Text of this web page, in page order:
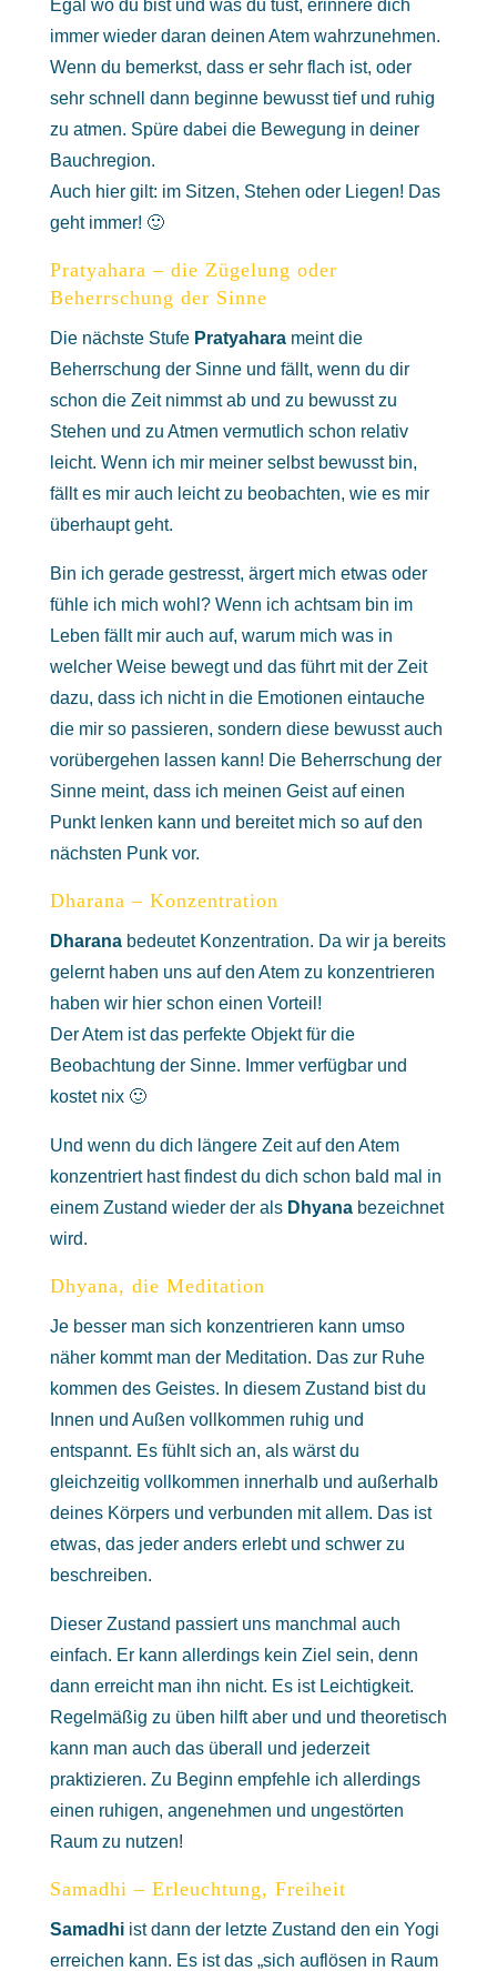
Egal wo du bist und was du tust, erinnere dich
immer wieder daran deinen Atem wahrzunehmen.
Wenn du bemerkst, dass er sehr flach ist, oder
sehr schnell dann beginne bewusst tief und ruhig
zu atmen. Spüre dabei die Bewegung in deiner
Bauchregion.
Auch hier gilt: im Sitzen, Stehen oder Liegen! Das
geht immer! 🙂
Pratyahara – die Zügelung oder
Beherrschung der Sinne
Die nächste Stufe Pratyaharameint die
Beherrschung der Sinne und fällt, wenn du dir
schon die Zeit nimmst ab und zu bewusst zu
Stehen und zu Atmen vermutlich schon relativ
leicht. Wenn ich mir meiner selbst bewusst bin,
fällt es mir auch leicht zu beobachten, wie es mir
überhaupt geht.
Bin ich gerade gestresst, ärgert mich etwas oder
fühle ich mich wohl? Wenn ich achtsam bin im
Leben fällt mir auch auf, warum mich was in
welcher Weise bewegt und das führt mit der Zeit
dazu, dass ich nicht in die Emotionen eintauche
die mir so passieren, sondern diese bewusst auch
vorübergehen lassen kann! Die Beherrschung der
Sinne meint, dass ich meinen Geist auf einen
Punkt lenken kann und bereitet mich so auf den
nächsten Punk vor.
Dharana – Konzentration
Dharanabedeutet Konzentration. Da wir ja bereits
gelernt haben uns auf den Atem zu konzentrieren
haben wir hier schon einen Vorteil!
Der Atem ist das perfekte Objekt für die
Beobachtung der Sinne. Immer verfügbar und
kostet nix 🙂
Und wenn du dich längere Zeit auf den Atem
konzentriert hast findest du dich schon bald mal in
einem Zustand wieder der als Dhyanabezeichnet
wird.
Dhyana, die Meditation
Je besser man sich konzentrieren kann umso
näher kommt man der Meditation. Das zur Ruhe
kommen des Geistes. In diesem Zustand bist du
Innen und Außen vollkommen ruhig und
entspannt. Es fühlt sich an, als wärst du
gleichzeitig vollkommen innerhalb und außerhalb
deines Körpers und verbunden mit allem. Das ist
etwas, das jeder anders erlebt und schwer zu
beschreiben.
Dieser Zustand passiert uns manchmal auch
einfach. Er kann allerdings kein Ziel sein, denn
dann erreicht man ihn nicht. Es ist Leichtigkeit.
Regelmäßig zu üben hilft aber und und theoretisch
kann man auch das überall und jederzeit
praktizieren. Zu Beginn empfehle ich allerdings
einen ruhigen, angenehmen und ungestörten
Raum zu nutzen!
Samadhi – Erleuchtung, Freiheit
Samadhiist dann der letzte Zustand den ein Yogi
erreichen kann. Es ist das „sich auflösen in Raum